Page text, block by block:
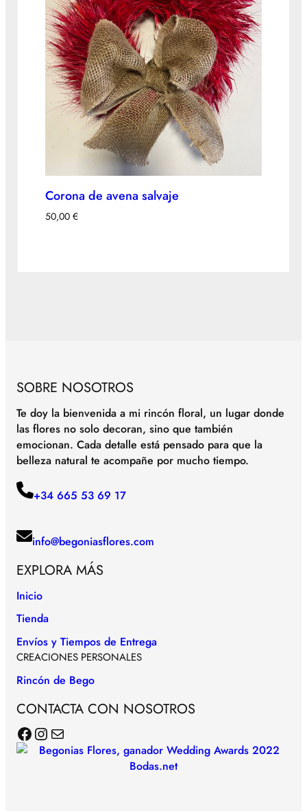
Corona de avena salvaje
50,00 €
SOBRE NOSOTROS
Te doy la bienvenida a mi rincón floral, un lugar donde
las flores no solo decoran, sino que también
emocionan. Cada detalle está pensado para que la
belleza natural te acompañe por mucho tiempo.
+34 665 53 69 17
info@begoniasflores.com
EXPLORA MÁS
Inicio
Tienda
Envíos y Tiempos de Entrega
CREACIONES PERSONALES
Rincón de Bego
CONTACTA CON NOSOTROS
Facebook Instagram Correo electrónico